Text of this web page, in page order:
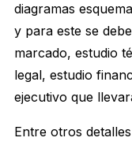
diagramas
y para este se
marcado, estudio
legal, estudio
ejecutivo que
Entre otros